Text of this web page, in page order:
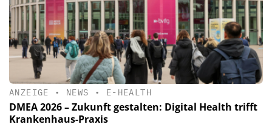
ANZEIGE • NEWS • E-HEALTH
DMEA 2026 – Zukunft gestalten: Digital Health trifft
Krankenhaus-Praxis